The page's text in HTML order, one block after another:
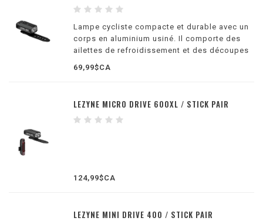
Lampe cycliste compacte et durable avec un
corps en aluminium usiné. Il comporte des
ailettes de refroidissement et des découpes
pour une visibilité latérale.
69,99$CA
LEZYNE MICRO DRIVE 600XL / STICK PAIR
124,99$CA
LEZYNE MINI DRIVE 400 / STICK PAIR